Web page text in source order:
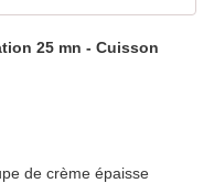
25 mn - Cuisson
de crème épaisse